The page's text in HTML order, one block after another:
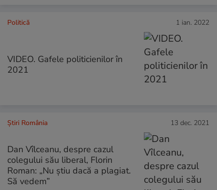
Politică 1 ian. 2022
VIDEO. Gafele politicienilor în
2021
Știri România 13 dec. 2021
Dan Vîlceanu, despre cazul
colegului său liberal, Florin
Roman: „Nu știu dacă a plagiat.
Să vedem”